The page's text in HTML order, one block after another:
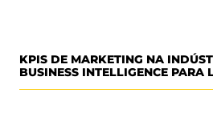
KPIS DE MARKETING NA
BUSINESS INTELLIGENCE PARA